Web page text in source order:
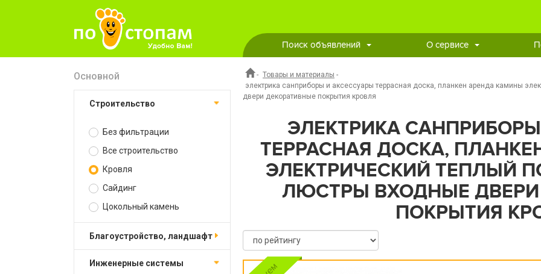
Поиск объявлений О сервисе
Основной
Строительство
Без фильтрации
Все строительство
Кровля
Сайдинг
Цокольный камень
Благоустройство, ландшафт
Инженерные системы
- Товары и материалы -
электрика санприборы и аксессуары террасная доска, планкен аренда камины
двери декоративные покрытия кровля
ЭЛЕКТРИКА
ТЕРРАСНАЯ ДОСКА,
ЭЛЕКТРИЧЕСКИЙ ТЕПЛЫЙ
ЛЮСТРЫ ВХОДНЫЕ ДВЕРИ
ПОКРЫТИЯ